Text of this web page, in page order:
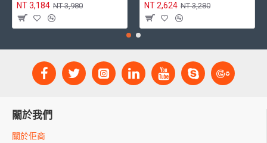
NT 3,984 NT 4,980
NT 3,424 NT 4,280
關於我們
關於佢商